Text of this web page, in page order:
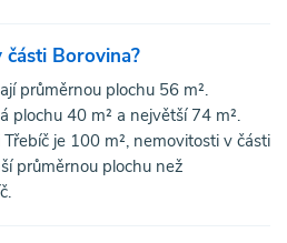
části Borovina?
průměrnou plochu 56 m².
plochu 40 m² a největší 74 m².
je 100 m², nemovitosti v části
průměrnou plochu než